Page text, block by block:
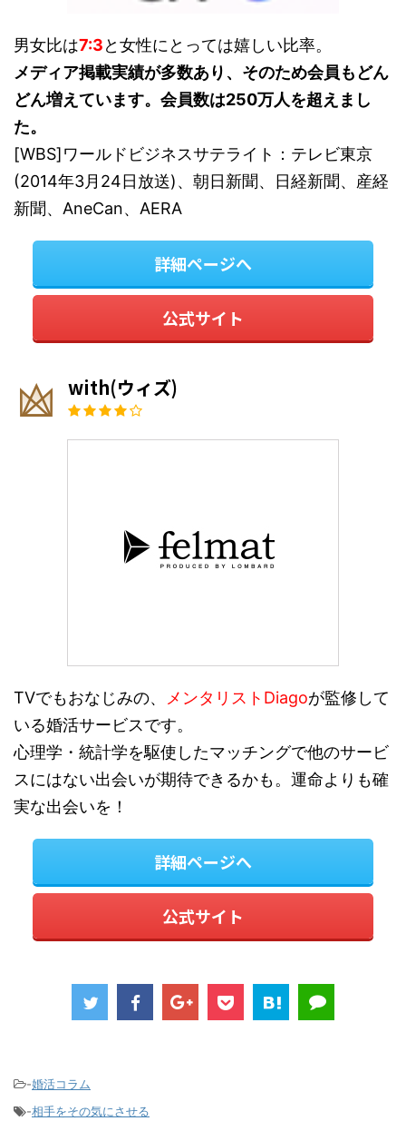
男女比は7:3と女性にとっては嬉しい比率。
メディア掲載実績が多数あり、そのため会員もどん
どん増えています。会員数は250万人を超えまし
た。
[WBS]ワールドビジネスサテライト：テレビ東京
(2014年3月24日放送)、朝日新聞、日経新聞、産経
新聞、AneCan、AERA
詳細ページへ
公式サイト
with(ウィズ)
TVでもおなじみの、 メンタリストDiagoが監修して
いる婚活サービスです。
心理学・統計学を駆使したマッチングで他のサービ
スにはない出会いが期待できるかも。運命よりも確
実な出会いを！
詳細ページへ
公式サイト
-婚活コラム
-相手をその気にさせる